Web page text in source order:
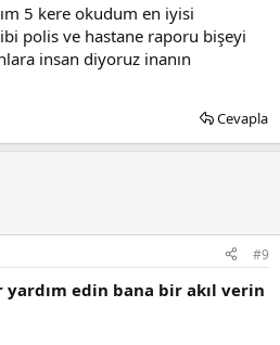
5 kere okudum en iyisi
polis ve hastane raporu bişeyi
insan diyoruz inanın
Cevapla
#9
edin bana bir akıl verin